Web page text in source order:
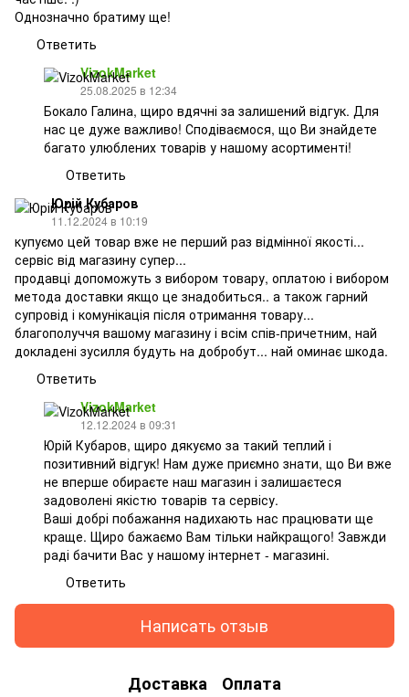
Однозначно братиму ще!
Ответить
VizokMarket
25.08.2025 в 12:34
Бокало Галина, щиро вдячні за залишений відгук. Для
нас це дуже важливо! Сподіваємося, що Ви знайдете
багато улюблених товарів у нашому асортименті!
Ответить
Юрій Кубаров
11.12.2024 в 10:19
купуємо цей товар вже не перший раз відмінної якості...
сервіс від магазину супер...
продавці допоможуть з вибором товару, оплатою і вибором
метода доставки якщо це знадобиться.. а також гарний
супровід і комунікація після отримання товару...
благополуччя вашому магазину і всім спів-причетним, най
докладені зусилля будуть на добробут... най оминає шкода.
Ответить
VizokMarket
12.12.2024 в 09:31
Юрій Кубаров, щиро дякуємо за такий теплий і
позитивний відгук! Нам дуже приємно знати, що Ви вже
не вперше обираєте наш магазин і залишаєтеся
задоволені якістю товарів та сервісу.
Ваші добрі побажання надихають нас працювати ще
краще. Щиро бажаємо Вам тільки найкращого! Завжди
раді бачити Вас у нашому інтернет - магазині.
Ответить
Написать отзыв
Доставка Оплата